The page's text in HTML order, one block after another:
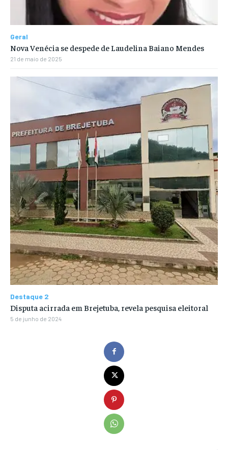
Geral
Nova Venécia se despede de Laudelina Baiano Mendes
21 de maio de 2025
Destaque 2
Disputa acirrada em Brejetuba, revela pesquisa eleitoral
5 de junho de 2024